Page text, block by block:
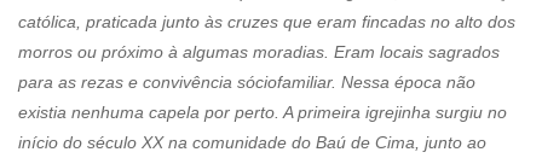
católica, praticada junto às cruzes que eram fincadas no alto dos
morros ou próximo à algumas moradias. Eram locais sagrados
para as rezas e convivência sóciofamiliar. Nessa época não
existia nenhuma capela por perto. A primeira igrejinha surgiu no
início do século XX na comunidade do Baú de Cima, junto ao